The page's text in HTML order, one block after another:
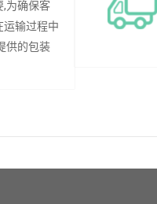
,为确保客
运输过程中
供的包装